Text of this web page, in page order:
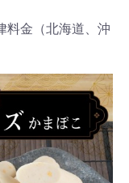
料金（北海道、沖